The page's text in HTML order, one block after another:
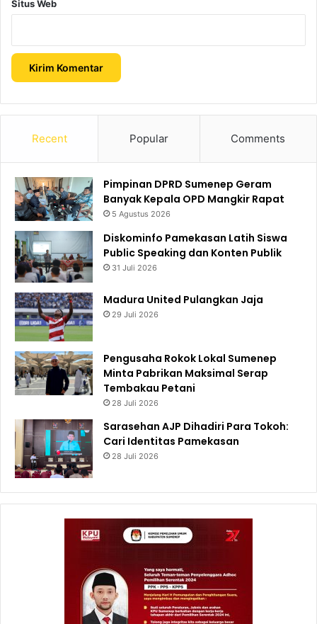
Situs Web
Recent Popular Comments
Pimpinan DPRD Sumenep Geram
Banyak Kepala OPD Mangkir Rapat
5 Agustus 2026
Diskominfo Pamekasan Latih Siswa
Public Speaking dan Konten Publik
31 Juli 2026
Madura United Pulangkan Jaja
29 Juli 2026
Pengusaha Rokok Lokal Sumenep
Minta Pabrikan Maksimal Serap
Tembakau Petani
28 Juli 2026
Sarasehan AJP Dihadiri Para Tokoh:
Cari Identitas Pamekasan
28 Juli 2026